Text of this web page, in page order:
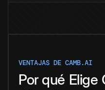
VENTAJAS DE CAMB.AI
Por qué Elige